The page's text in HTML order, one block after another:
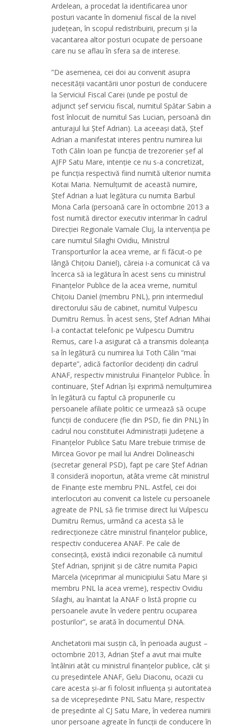
Ardelean, a procedat la identificarea unor
posturi vacante în domeniul fiscal de la nivel
județean, în scopul redistribuirii, precum și la
vacantarea altor posturi ocupate de persoane
care nu se aflau în sfera sa de interese.
”De asemenea, cei doi au convenit asupra
necesității vacantării unor posturi de conducere
la Serviciul Fiscal Carei (unde pe postul de
adjunct șef serviciu fiscal, numitul Spătar Sabin a
fost înlocuit de numitul Sas Lucian, persoană din
anturajul lui Ștef Adrian). La aceeași dată, Ștef
Adrian a manifestat interes pentru numirea lui
Toth Călin Ioan pe funcția de trezorerier șef al
AJFP Satu Mare, intenție ce nu s-a concretizat,
pe funcția respectivă fiind numită ulterior numita
Kotai Maria. Nemulțumit de această numire,
Ștef Adrian a luat legătura cu numita Barbul
Mona Carla (persoană care în octombrie 2013 a
fost numită director executiv interimar în cadrul
Direcției Regionale Vamale Cluj, la intervenția pe
care numitul Silaghi Ovidiu, Ministrul
Transporturilor la acea vreme, ar fi făcut-o pe
lângă Chițoiu Daniel), căreia i-a comunicat că va
încerca să ia legătura în acest sens cu ministrul
Finanțelor Publice de la acea vreme, numitul
Chițoiu Daniel (membru PNL), prin intermediul
directorului său de cabinet, numitul Vulpescu
Dumitru Remus. În acest sens, Ștef Adrian Mihai
l-a contactat telefonic pe Vulpescu Dumitru
Remus, care l-a asigurat că a transmis doleanța
sa în legătură cu numirea lui Toth Călin ”mai
departe”, adică factorilor decidenți din cadrul
ANAF, respectiv ministrului Finanțelor Publice. În
continuare, Ștef Adrian își exprimă nemulțumirea
în legătură cu faptul că propunerile cu
persoanele afiliate politic ce urmează să ocupe
funcții de conducere (fie din PSD, fie din PNL) în
cadrul nou constituitei Administrații Județene a
Finanțelor Publice Satu Mare trebuie trimise de
Mircea Govor pe mail lui Andrei Dolineaschi
(secretar general PSD), fapt pe care Ștef Adrian
îl consideră inoportun, atâta vreme cât ministrul
de Finanțe este membru PNL. Astfel, cei doi
interlocutori au convenit ca listele cu persoanele
agreate de PNL să fie trimise direct lui Vulpescu
Dumitru Remus, urmând ca acesta să le
redirecționeze către ministrul finanțelor publice,
respectiv conducerea ANAF. Pe cale de
consecință, există indicii rezonabile că numitul
Ștef Adrian, sprijinit și de către numita Papici
Marcela (viceprimar al municipiului Satu Mare și
membru PNL la acea vreme), respectiv Ovidiu
Silaghi, au înaintat la ANAF o listă proprie cu
persoanele avute în vedere pentru ocuparea
posturilor”, se arată în documentul DNA.
Anchetatorii mai susțin că, în perioada august –
octombrie 2013, Adrian Ștef a avut mai multe
întâlniri atât cu ministrul finanțelor publice, cât și
cu președintele ANAF, Gelu Diaconu, ocazii cu
care acesta și-ar fi folosit influența și autoritatea
sa de vicepreședinte PNL Satu Mare, respectiv
de președinte al CJ Satu Mare, în vederea numirii
unor persoane agreate în funcții de conducere în